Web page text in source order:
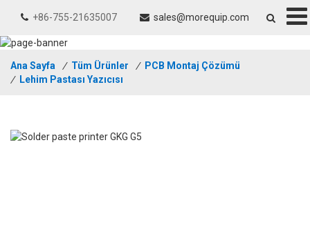
+86-755-21635007 sales@morequip.com
Ana Sayfa / Tüm Ürünler /
PCB Montaj Çözümü
/
Lehim Pastası Yazıcısı